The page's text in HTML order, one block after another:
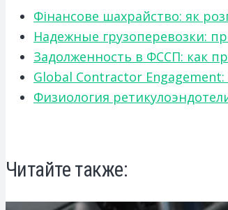
Фінансове шахрайство: як
Надежные грузоперевозки:
Задолженность в ФССП: как
Global Contractor
Физиология
Читайте также: